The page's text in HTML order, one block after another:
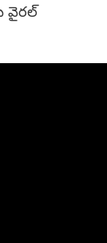
వైర‌ల్